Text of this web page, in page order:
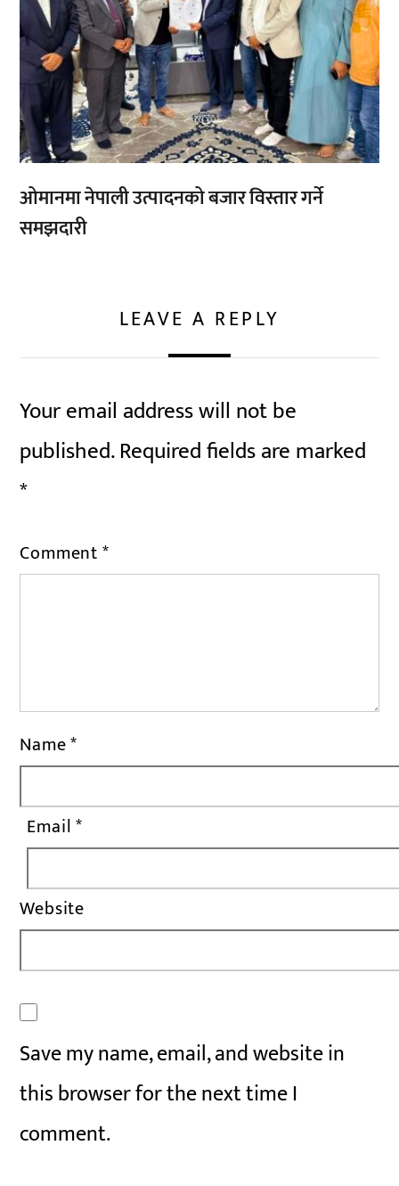
ओमानमा नेपाली उत्पादनको बजार विस्तार गर्ने
समझदारी
LEAVE A REPLY
Your email address will not be
published.Required fields are marked
*
Comment*
Name*
Email*
Website
Save my name, email, and website in
this browser for the next time I
comment.